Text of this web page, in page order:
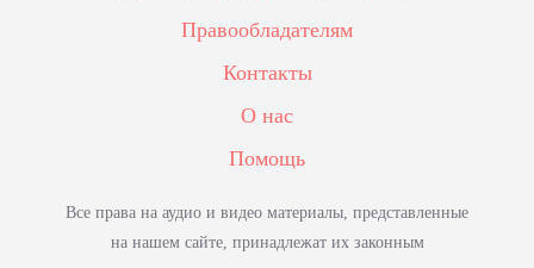
Правообладателям
Контакты
О нас
Помощь
Все права на аудио и видео материалы, представленные
на нашем сайте, принадлежат их законным